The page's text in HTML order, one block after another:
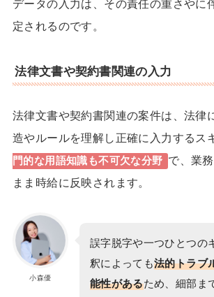
データの入力は、その責任の重さやに
定されるのです。
法律文書や契約書関連の入力
法律文書や契約書関連の案件は、法律
造やルールを理解し正確に入力するス
門的な用語知識も不可欠な分野 で、業
まま時給に反映されます。
小森優
誤字脱字や一つひとつの
釈によっても法的トラブ
能性があるため、細部ま